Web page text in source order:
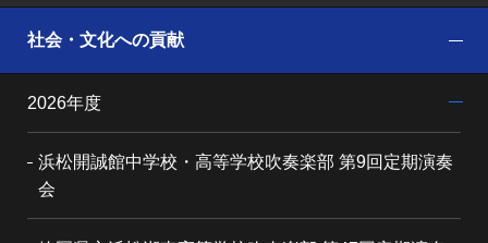
社会・文化への貢献
2026年度
浜松開誠館中学校・高等学校吹奏楽部 第9回定期演奏
会